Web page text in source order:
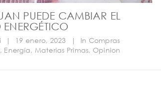
PUEDE CAMBIAR EL
| 19 enero, 2023 | In Compras
, Energía, Materias Primas, Opinion